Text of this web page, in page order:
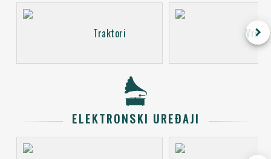
Traktori keyboard_arrow_right
ELEKTRONSKI UREĐAJI